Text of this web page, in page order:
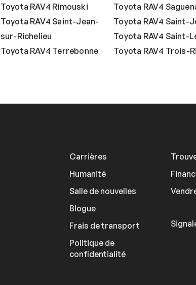
Toyota RAV4 Rimouski
Toyota RAV4
Toyota RAV4 Saint-Jean-
sur-Richelieu
Toyota RAV4 Saint-
Toyota RAV4 Saint-
Toyota RAV4 Terrebonne
Toyota RAV4 Trois-
Carrières
Humanité
Salle de nouvelles
Blogue
Frais de transport
Politique de
confidentialité